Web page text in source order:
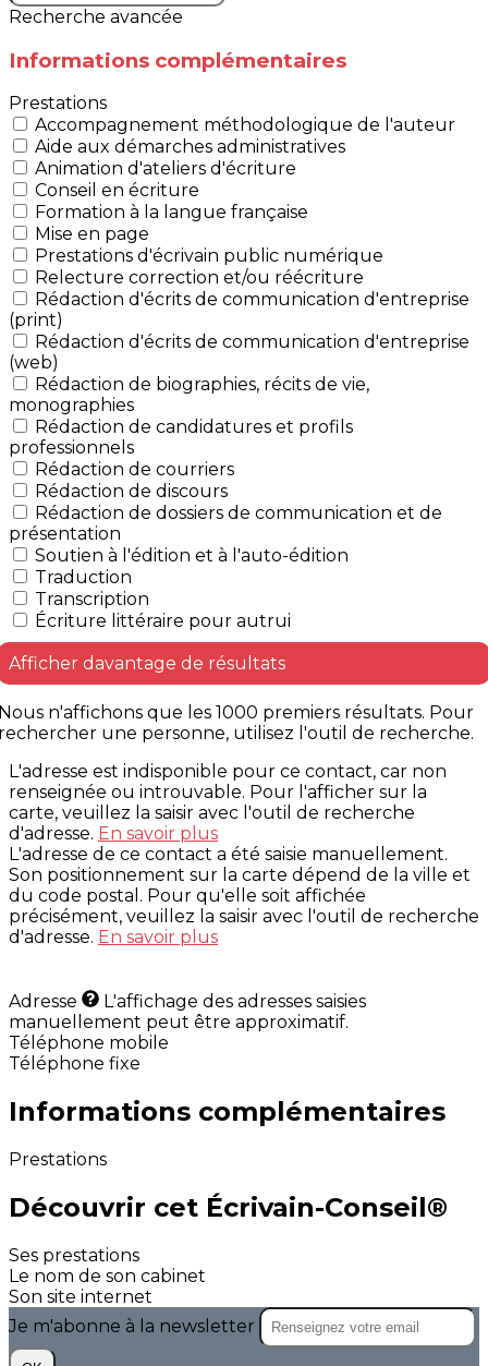
Recherche avancée
Informations complémentaires
Prestations
Accompagnement méthodologique de l'auteur
Aide aux démarches administratives
Animation d'ateliers d'écriture
Conseil en écriture
Formation à la langue française
Mise en page
Prestations d'écrivain public numérique
Relecture correction et/ou réécriture
Rédaction d'écrits de communication d'entreprise
(print)
Rédaction d'écrits de communication d'entreprise
(web)
Rédaction de biographies, récits de vie,
monographies
Rédaction de candidatures et profils
professionnels
Rédaction de courriers
Rédaction de discours
Rédaction de dossiers de communication et de
présentation
Soutien à l'édition et à l'auto-édition
Traduction
Transcription
Écriture littéraire pour autrui
Afficher davantage de résultats
n'affichons que les 1000 premiers résultats. Pour
une personne, utilisez l'outil de recherche.
L'adresse est indisponible pour ce contact, car non
renseignée ou introuvable. Pour l'afficher sur la
carte, veuillez la saisir avec l'outil de recherche
d'adresse. En savoir plus
L'adresse de ce contact a été saisie manuellement.
Son positionnement sur la carte dépend de la ville et
du code postal. Pour qu'elle soit affichée
précisément, veuillez la saisir avec l'outil de recherche
d'adresse. En savoir plus
Adresse
L'affichage des adresses saisies
manuellement peut être approximatif.
Téléphone mobile
Téléphone fixe
Informations complémentaires
Prestations
Découvrir cet Écrivain-Conseil®
Ses prestations
Le nom de son cabinet
Son site internet
Je m'abonne à la newsletter